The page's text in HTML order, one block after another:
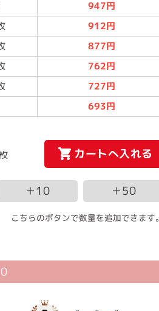
947円
912円
877円
762円
727円
693円
カートへ入れる
＋10 ＋50
こちらのボタンで数量を追加できます。